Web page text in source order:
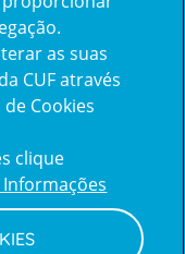
Apple
e Cookies
as suas
CUF através
Cookies
clique
Informações